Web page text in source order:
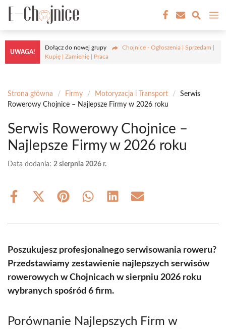
Przejdź
treści
UWAGA!
Dołącz do nowej grupy
Chojnice - Ogłoszenia | Sprzedam |
Kupię | Zamienię | Praca
Strona główna / Firmy / Motoryzacja i Transport /
Serwis
Rowerowy Chojnice – Najlepsze Firmy w 2026 roku
Serwis Rowerowy Chojnice –
Najlepsze Firmy w 2026 roku
Data dodania: 2 sierpnia 2026 r.
Share
Share
(Twitter)
Share Share Share Share
Poszukujesz profesjonalnego serwisowania roweru?
Przedstawiamy zestawienie najlepszych serwisów
rowerowych w Chojnicach w sierpniu 2026 roku
wybranych spośród 6 firm.
Porównanie Najlepszych Firm w